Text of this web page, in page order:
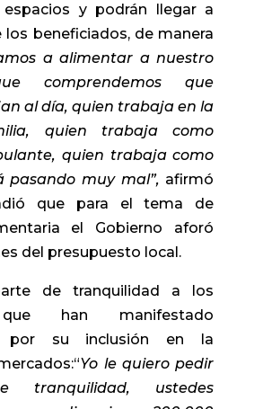
espacios y podrán llegar a
los beneficiados, de manera
a alimentar a nuestro
comprendemos que
al día, quien trabaja en la
quien trabaja como
quien trabaja como
pasando muy mal”, afirmó
que para el tema de
el Gobierno aforó
del presupuesto local.
de tranquilidad a los
han manifestado
por su inclusión en la
Yo le quiero pedir
ustedes